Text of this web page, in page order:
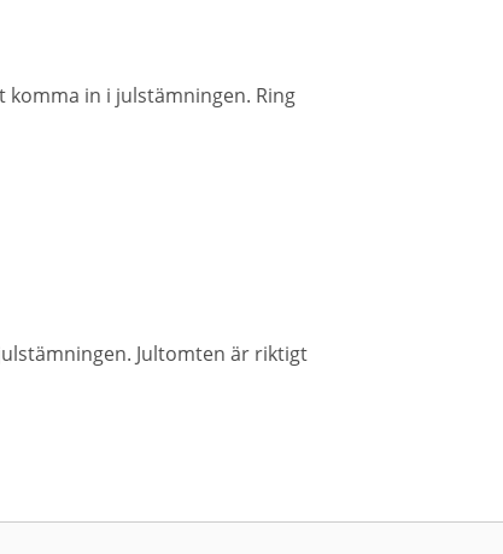
in i julstämningen. Ring
Jultomten är riktigt